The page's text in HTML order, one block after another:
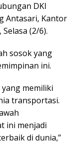
DKI
Antasari, Kantor
(2/6).
sosok yang
ini.
memiliki
transportasi.
ini menjadi
di dunia,”